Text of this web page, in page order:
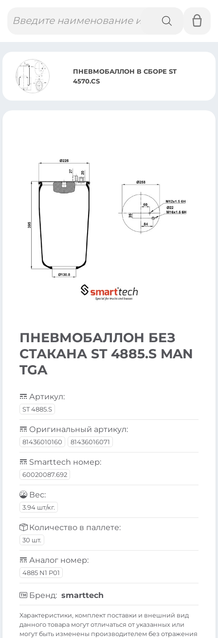
товаров
ST
ПНЕВМОБАЛЛОН БЕЗ
СТАКАНА ST 4885.S MAN
TGA
Артикул:
ST 4885.S
Оригинальный артикул:
81436010160 81436016071
Smarttech номер:
60020087.692
Вес:
3.94 шт/кг.
Количество в паллете:
30 шт.
Аналог номер:
4885 N1 P01
Бренд: smarttech
Xарактеристики, комплект поставки и внешний вид
данного товара могут отличаться от указанных или
могут быть изменены производителем без отражения